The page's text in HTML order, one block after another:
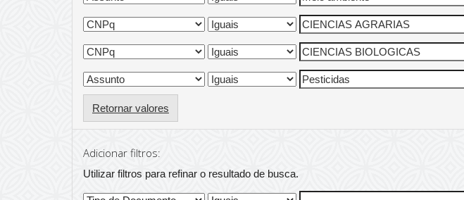
Retornar valores
Adicionar filtros:
Utilizar filtros para refinar o resultado de busca.